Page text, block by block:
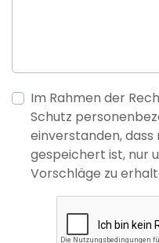
Im Rahmen der
Schutz
einverstanden,
gespeichert ist, nur
Vorschläge zu